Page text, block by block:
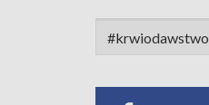
#krwiodawstwo